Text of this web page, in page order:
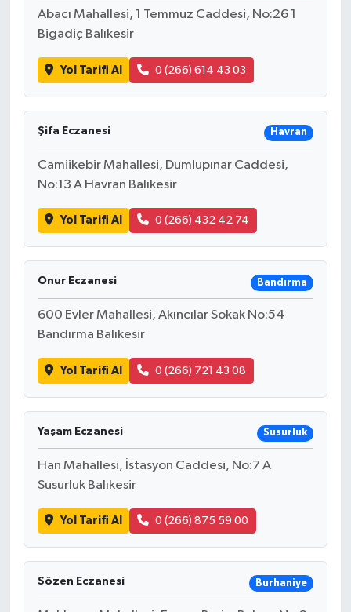
Abacı Mahallesi, 1 Temmuz Caddesi, No:26 1
Bigadiç Balıkesir
Yol Tarifi Al 0 (266) 614 43 03
Şifa Eczanesi Havran
Camiikebir Mahallesi, Dumlupınar Caddesi,
No:13 A Havran Balıkesir
Yol Tarifi Al 0 (266) 432 42 74
Onur Eczanesi Bandırma
600 Evler Mahallesi, Akıncılar Sokak No:54
Bandırma Balıkesir
Yol Tarifi Al 0 (266) 721 43 08
Yaşam Eczanesi Susurluk
Han Mahallesi, İstasyon Caddesi, No:7 A
Susurluk Balıkesir
Yol Tarifi Al 0 (266) 875 59 00
Sözen Eczanesi Burhaniye